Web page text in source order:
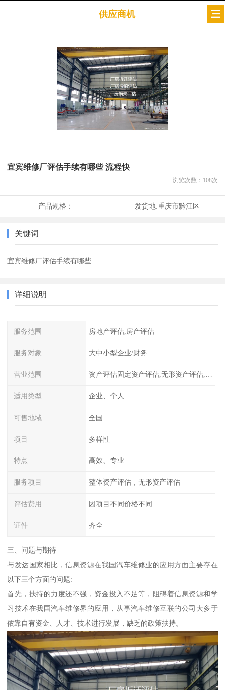
供应商机
宜宾维修厂评估手续有哪些 流程快
浏览次数： 108次
产品规格： 发货地:重庆市黔江区
关键词
宜宾维修厂评估手续有哪些
详细说明
服务范围 房地产评估,房产评估
服务对象 大中小型企业/财务
营业范围 资产评估固定资产评估,无形资产评估,整体资产评估
适用类型 企业、个人
可售地域 全国
项目 多样性
特点 高效、专业
服务项目 整体资产评估，无形资产评估
评估费用 因项目不同价格不同
证件 齐全
三、问题与期待
与发达国家相比，信息资源在我国汽车维修业的应用方面主要存在
以下三个方面的问题:
首先，扶持的力度还不强，资金投入不足等，阻碍着信息资源和学
习技术在我国汽车维修界的应用，从事汽车维修互联的公司大多于
依靠自有资金、人才、技术进行发展，缺乏的政策扶持。